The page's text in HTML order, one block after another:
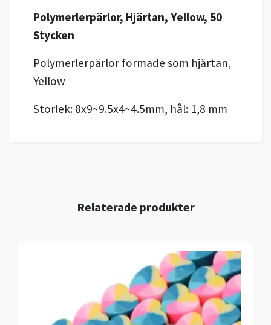
Polymerlerpärlor, Hjärtan, Yellow, 50
Stycken
Polymerlerpärlor formade som hjärtan,
Yellow
Storlek: 8x9~9.5x4~4.5mm, hål: 1,8 mm